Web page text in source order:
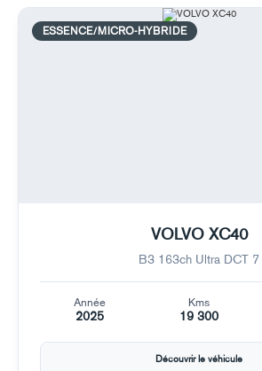
ESSENCE/MICRO-HYBRIDE
VOLVO XC40
B3 163ch Ultra DCT 7
Année
2025
Kms
19 300
Découvrir le véhicule